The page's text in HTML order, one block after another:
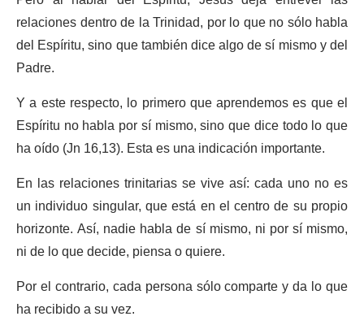
relaciones dentro de la Trinidad, por lo que no sólo habla
del Espíritu, sino que también dice algo de sí mismo y del
Padre.
Y a este respecto, lo primero que aprendemos es que el
Espíritu no habla por sí mismo, sino que dice todo lo que
ha oído (Jn 16,13). Esta es una indicación importante.
En las relaciones trinitarias se vive así: cada uno no es
un individuo singular, que está en el centro de su propio
horizonte. Así, nadie habla de sí mismo, ni por sí mismo,
ni de lo que decide, piensa o quiere.
Por el contrario, cada persona sólo comparte y da lo que
ha recibido a su vez.